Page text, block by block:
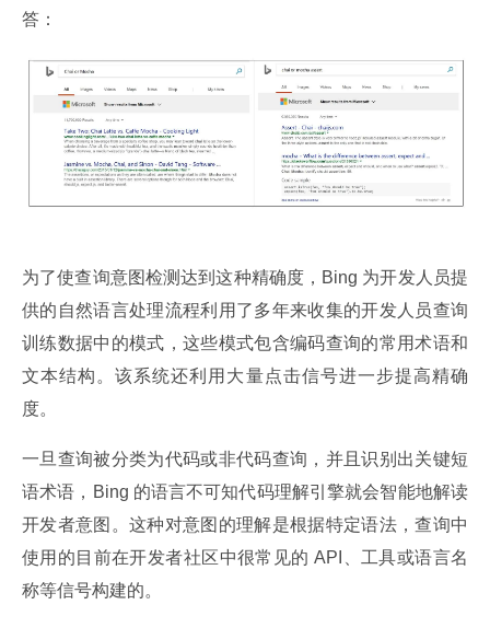
答：
为了使查询意图检测达到这种精确度，Bing 为开发人员提
供的自然语言处理流程利用了多年来收集的开发人员查询
训练数据中的模式，这些模式包含编码查询的常用术语和
文本结构。该系统还利用大量点击信号进一步提高精确
度。
一旦查询被分类为代码或非代码查询，并且识别出关键短
语术语，Bing 的语言不可知代码理解引擎就会智能地解读
开发者意图。这种对意图的理解是根据特定语法，查询中
使用的目前在开发者社区中很常见的 API、工具或语言名
称等信号构建的。